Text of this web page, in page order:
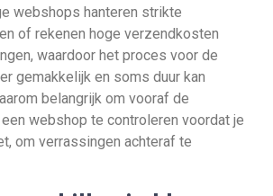
webshops hanteren strikte
of rekenen hoge verzendkosten
waardoor het proces voor de
gemakkelijk en soms duur kan
belangrijk om vooraf de
webshop te controleren voordat je
om verrassingen achteraf te